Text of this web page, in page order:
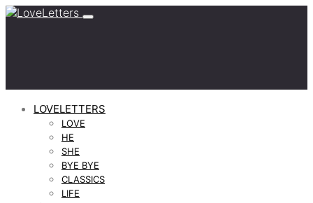
LOVELETTERS
LOVE
HE
SHE
BYE BYE
CLASSICS
LIFE